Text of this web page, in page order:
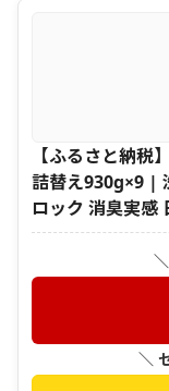
【ふるさと納税
詰替え930g×9 |
ロック 消臭実感
＼